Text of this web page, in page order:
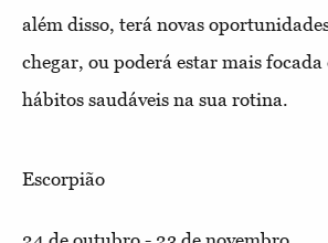
além disso, terá novas
chegar, ou poderá estar mais focada
hábitos saudáveis na sua rotina.
Escorpião